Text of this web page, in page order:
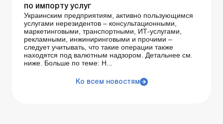
по импорту услуг
Украинским предприятиям, активно пользующимся
услугами нерезидентов – консультационными,
маркетинговыми, транспортными, ИТ-услугами,
рекламными, инжиниринговыми и прочими –
следует учитывать, что такие операции также
находятся под валютным надзором. Детальнее см.
ниже. Больше по теме: Н...
Ко всем новостям